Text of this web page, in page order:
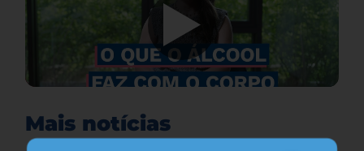
Mais notícias